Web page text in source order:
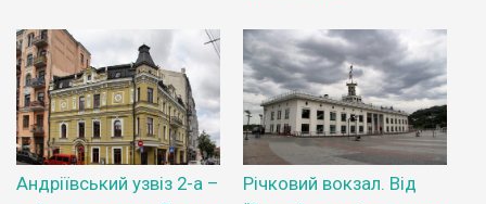
Андріївський узвіз 2-а –
Річковий вокзал. Від